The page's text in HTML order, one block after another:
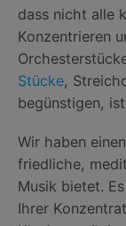
dass nicht alle
Konzentrieren
Stücke,
begünstigen,
Wir haben einen
friedliche,
Musik bietet.
Ihrer